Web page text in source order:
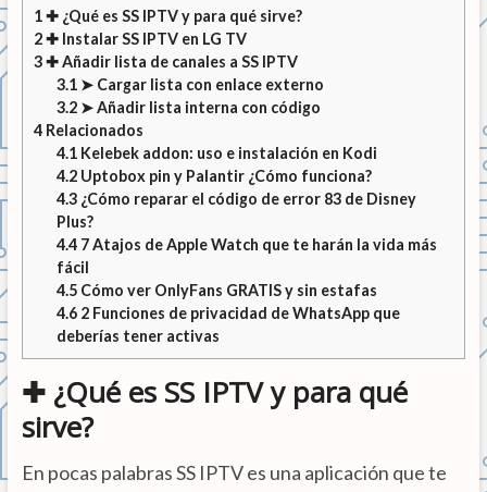
1✚ ¿Qué es SS IPTV y para qué sirve?
2✚ Instalar SS IPTV en LG TV
3✚ Añadir lista de canales a SS IPTV
3.1 ➤ Cargar lista con enlace externo
3.2 ➤ Añadir lista interna con código
4Relacionados
4.1 Kelebek addon: uso e instalación en Kodi
4.2 Uptobox pin y Palantir ¿Cómo funciona?
4.3 ¿Cómo reparar el código de error 83 de Disney
Plus?
4.4 7 Atajos de Apple Watch que te harán la vida más
fácil
4.5 Cómo ver OnlyFans GRATIS y sin estafas
4.6 2 Funciones de privacidad de WhatsApp que
deberías tener activas
✚ ¿Qué es SS IPTV y para qué
sirve?
En pocas palabras SS IPTV es una aplicación que te